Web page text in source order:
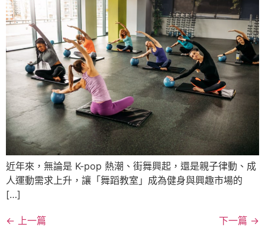
近年來，無論是 K-pop 熱潮、街舞興起，還是親子律動、成
人運動需求上升，讓「舞蹈教室」成為健身與興趣市場的
[…]
← 上一篇 下一篇 →